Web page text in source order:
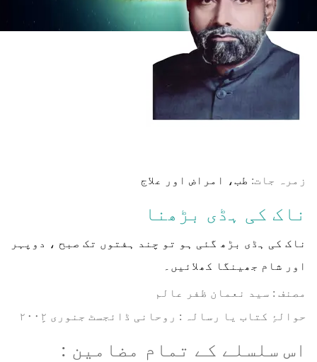
زمرہ جات: طب، امراض اور علاج
ناک کی ہڈی بڑھنا
ناک کی ہڈی بڑھ گئی ہو تو چند ہفتوں تک صبح ، دوپہر
اور شام جھینگا کھلائیں۔
مصنف : سید نعمان ظفر عالم
⁠⁠⁠حوالۂِ کتاب یا رسالہ : روحانی ڈائجسٹ جنوری ۲۰۰۲ِِ
اس سلسلے کے تمام مضامین :